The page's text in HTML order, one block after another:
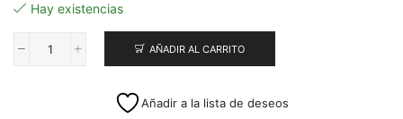
Hay existencias
Fusible
Portafusible
AÑADIR AL CARRITO
Añadir a la lista de deseos